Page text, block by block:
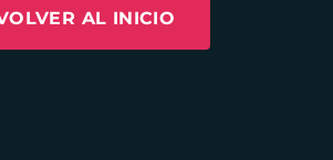
AL INICIO